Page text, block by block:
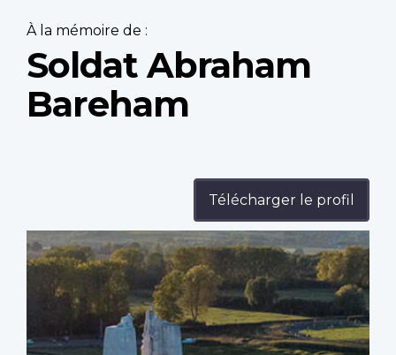
À la mémoire de :
Soldat Abraham
Bareham
Télécharger le profil
Profile
image